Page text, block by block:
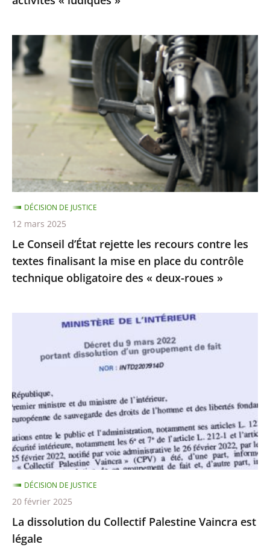
interdites,
mais
pas
activités
ludiques
Le
Conseil
d’État
les
recours
textes
finalisant
la
mise
en
place
du
technique
roues
»
Le Conseil d’État rejette les recours contre les
textes finalisant la mise en place du contrôle
technique obligatoire des « deux-roues »
DÉCISION DE JUSTICE
12 mars 2025
Palestine
Vaincra
est
légale
La dissolution du Collectif Palestine Vaincra est
légale
DÉCISION DE JUSTICE
20 février 2025